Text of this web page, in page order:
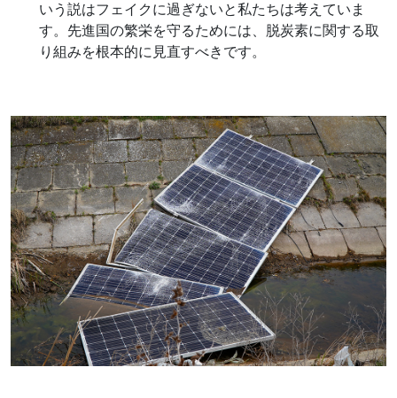
いう説はフェイクに過ぎないと私たちは考えていま
す。先進国の繁栄を守るためには、脱炭素に関する取
り組みを根本的に見直すべきです。